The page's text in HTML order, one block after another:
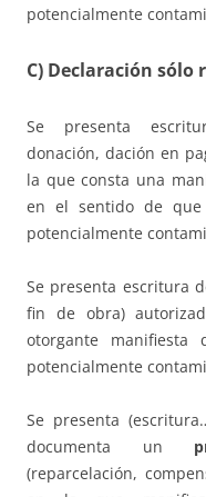
potencialmente
C) Declaración sólo
Se presenta
donación, dación en
la que consta una
en el sentido de
potencialmente
Se presenta escritura
fin de obra)
otorgante manifiesta
potencialmente
Se presenta
documenta un
(reparcelación,